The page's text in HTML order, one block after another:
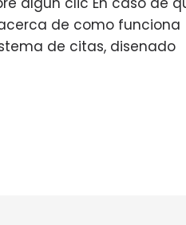
de como funciona
de citas, disenado